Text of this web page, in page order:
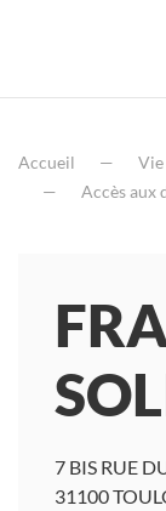
Accueil Vie
Accès aux
7 BIS RUE
31100